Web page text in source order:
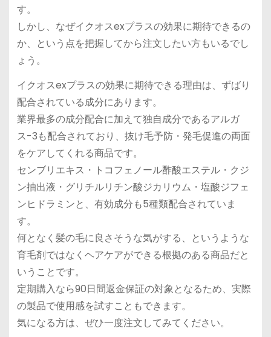
す。
しかし、なぜイクオスexプラスの効果に期待できるの
か、という点を把握してから注文したい方もいるでし
ょう。
イクオスexプラスの効果に期待できる理由は、ずばり
配合されている成分にあります。
業界最多の成分配合に加えて独自成分であるアルガ
ス-3も配合されており、抜け毛予防・発毛促進の両面
をケアしてくれる商品です。
センブリエキス・トコフェノール酢酸エステル・クジ
ン抽出液・グリチルリチン酸ジカリウム・塩酸ジフェ
ンヒドラミンと、有効成分も5種類配合されていま
す。
何となく髪の毛に良さそうな気がする、というような
育毛剤ではなくヘアケアができる根拠のある商品だと
いうことです。
定期購入なら90日間返金保証の対象となるため、実際
の製品で使用感を試すこともできます。
気になる方は、ぜひ一度注文してみてください。